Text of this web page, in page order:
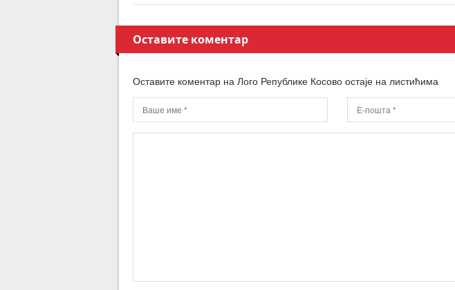
Оставите коментар
Оставите коментар на Лого Републике Косово остаје на листићима